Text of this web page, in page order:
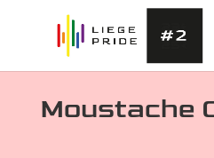
Moustache